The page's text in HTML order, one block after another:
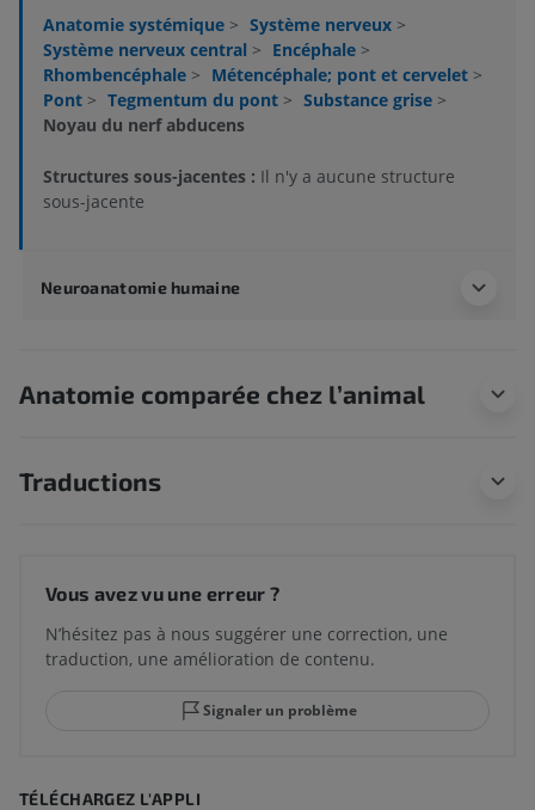
Anatomie systémique > Système nerveux >
Système nerveux central > Encéphale >
Rhombencéphale > Métencéphale; pont et cervelet >
Pont > Tegmentum du pont > Substance grise >
Noyau du nerf abducens
Structures sous-jacentes : Il n'y a aucune structure
sous-jacente
Neuroanatomie humaine
Anatomie comparée chez l’animal
Traductions
Vous avez vu une erreur ?
N’hésitez pas à nous suggérer une correction, une
traduction, une amélioration de contenu.
Signaler un problème
TÉLÉCHARGEZ L'APPLI